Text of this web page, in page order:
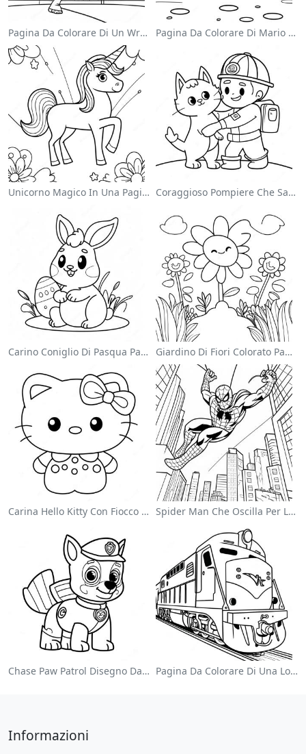
Pagina Da Colorare Di Un Wrestler Wwe Che Salta Sull'avversario Pagina Da Colorare Di Mario Che Salta Sopra I Goomba
Unicorno Magico In Una Pagina Da Colorare Arcobaleno Coraggioso Pompiere Che Salva Un Gatto Da Colorare
Carino Coniglio Di Pasqua Pagina Da Colorare Giardino Di Fiori Colorato Pagina Da Colorare
Carina Hello Kitty Con Fiocco Da Colorare Spider Man Che Oscilla Per La Città Da Colorare
Chase Paw Patrol Disegno Da Colorare Pagina Da Colorare Di Una Locomotiva Colorata
Informazioni